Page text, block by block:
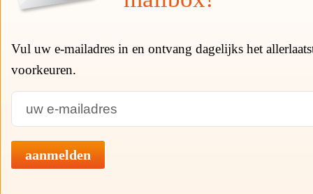
Vul uw e-mailadres in en ontvang dagelijks het
voorkeuren.
aanmelden